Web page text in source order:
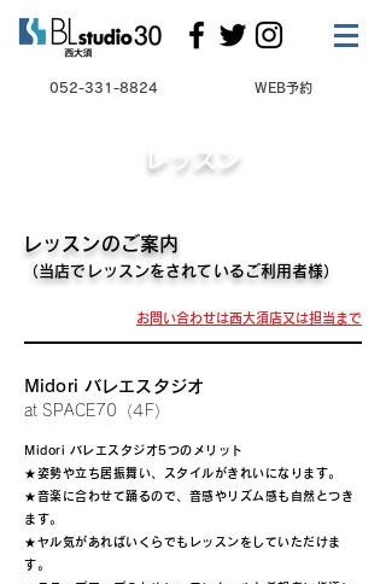
WEB予約
052-331-8824
レッスン
レッスンのご案内
（当店でレッスンをされているご利用者様）
お問い合わせは西大須店又は担当まで
Midori バレエスタジオ
at SPACE70（4F）
Midori バレエスタジオ5つのメリット
★姿勢や立ち居振舞い、スタイルがきれいになります。
★音楽に合わせて踊るので、音感やリズム感も自然とつき
ます。
★ヤル気があればいくらでもレッスンをしていただけま
す。